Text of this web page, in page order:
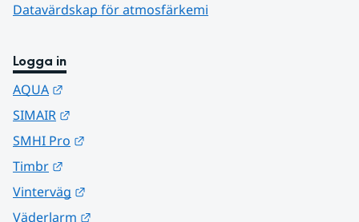
Datavärdskap för atmosfärkemi
Logga in
AQUA
SIMAIR
SMHI Pro
Timbr
Vinterväg
Väderlarm